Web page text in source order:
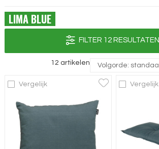
LIMA BLUE
FILTER 12 RESULTATEN
12 artikelen
Vergelijk Vergelijk